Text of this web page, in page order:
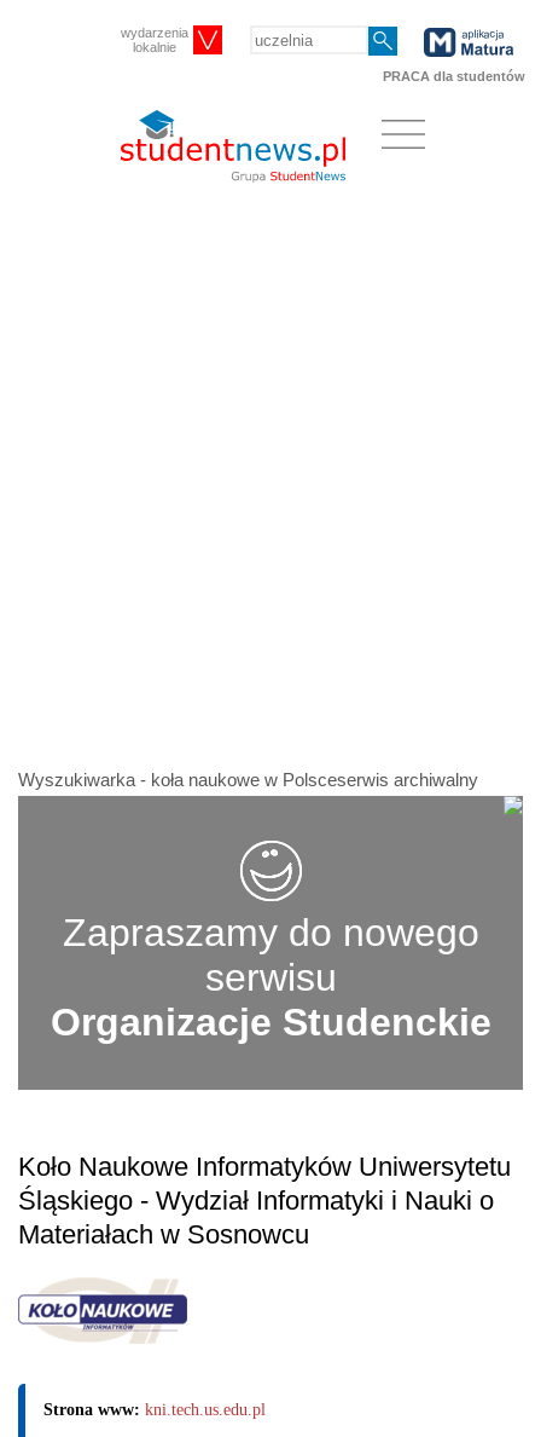
wydarzenia
lokalnie
PRACA dla studentów
Wyszukiwarka - koła naukowe w Polsceserwis archiwalny
Zapraszamy do nowego
serwisu
Organizacje Studenckie
Koło Naukowe Informatyków Uniwersytetu
Śląskiego - Wydział Informatyki i Nauki o
Materiałach w Sosnowcu
Strona www: kni.tech.us.edu.pl